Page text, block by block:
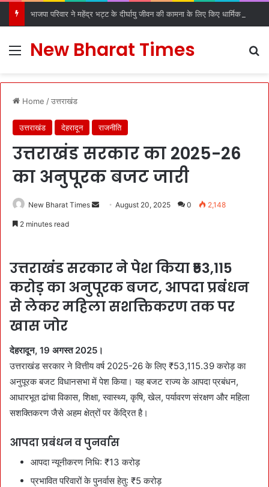
Menu
New Bharat Times
Home /उत्तराखंड
उत्तराखंड देहरादून राजनीति
उत्तराखंड सरकार का 2025-26
का अनुपूरक बजट जारी
New Bharat Times
a
e
m
l
August 20, 2025 0 2,148
2 minutes read
उत्तराखंड सरकार ने पेश किया ₹53,115
करोड़ का अनुपूरक बजट, आपदा प्रबंधन
से लेकर महिला सशक्तिकरण तक पर
खास जोर
देहरादून, 19 अगस्त 2025।
उत्तराखंड सरकार ने वित्तीय वर्ष 2025-26 के लिए ₹53,115.39 करोड़ का
अनुपूरक बजट विधानसभा में पेश किया। यह बजट राज्य के आपदा प्रबंधन,
आधारभूत ढांचा विकास, शिक्षा, स्वास्थ्य, कृषि, खेल, पर्यावरण संरक्षण और महिला
सशक्तिकरण जैसे अहम क्षेत्रों पर केंद्रित है।
आपदा प्रबंधन व पुनर्वास
आपदा न्यूनीकरण निधि: ₹13 करोड़
प्रभावित परिवारों के पुनर्वास हेतु: ₹5 करोड़